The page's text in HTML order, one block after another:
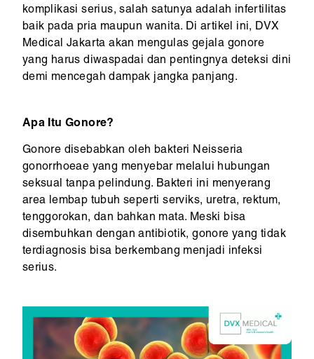
komplikasi serius, salah satunya adalah infertilitas
baik pada pria maupun wanita. Di artikel ini, DVX
Medical Jakarta akan mengulas gejala gonore
yang harus diwaspadai dan pentingnya deteksi dini
demi mencegah dampak jangka panjang.
Apa Itu Gonore?
Gonore disebabkan oleh bakteri Neisseria
gonorrhoeae yang menyebar melalui hubungan
seksual tanpa pelindung. Bakteri ini menyerang
area lembap tubuh seperti serviks, uretra, rektum,
tenggorokan, dan bahkan mata. Meski bisa
disembuhkan dengan antibiotik, gonore yang tidak
terdiagnosis bisa berkembang menjadi infeksi
serius.